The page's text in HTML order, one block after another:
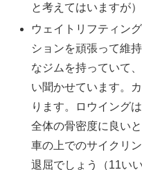
と考えてはいますが）
ウェイトリフティン
ションを頑張って維
なジムを持っていて
い聞かせています。
ります。ロウイング
全体の骨密度に良い
車の上でのサイクリ
退屈でしょう（11いい